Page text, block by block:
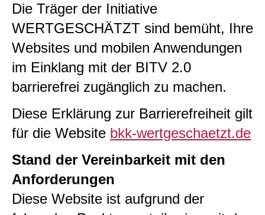
Die Träger der Initiative
WERTGESCHÄTZT sind bemüht, Ihre
Websites und mobilen Anwendungen
im Einklang mit der BITV 2.0
barrierefrei zugänglich zu machen.
Diese Erklärung zur Barrierefreiheit gilt
für die Website bkk-wertgeschaetzt.de
Stand der Vereinbarkeit mit den
Anforderungen
Diese Website ist aufgrund der